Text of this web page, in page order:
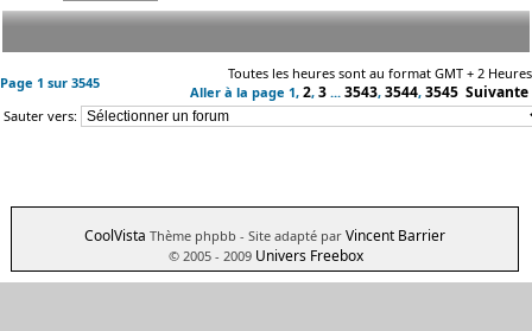
Page 1 sur 3545
Toutes les heures sont au format GMT + 2 Heures
Aller à la page 1, 2, 3 ... 3543, 3544, 3545 Suivante
Sauter vers:
CoolVista Thème phpbb - Site adapté par Vincent Barrier
© 2005 - 2009 Univers Freebox